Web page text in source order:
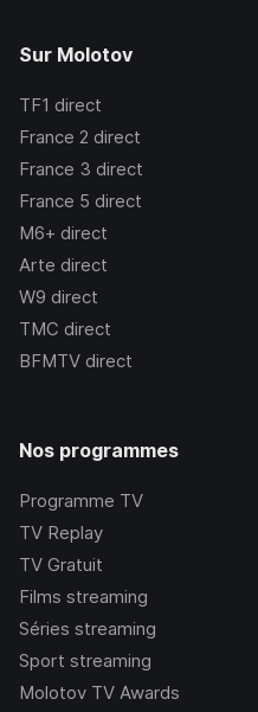
Sur Molotov
TF1 direct
France 2 direct
France 3 direct
France 5 direct
M6+ direct
Arte direct
W9 direct
TMC direct
BFMTV direct
Nos programmes
Programme TV
TV Replay
TV Gratuit
Films streaming
Séries streaming
Sport streaming
Molotov TV Awards